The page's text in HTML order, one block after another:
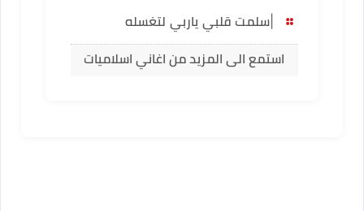
|سلمت قلبي ياربي لتغسله
استمع الى المزيد من اغاني اسلاميات